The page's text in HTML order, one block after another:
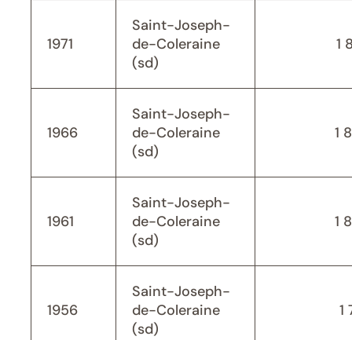
1971
Saint-Joseph-
de-Coleraine
(sd)
1
1966
Saint-Joseph-
de-Coleraine
(sd)
1
1961
Saint-Joseph-
de-Coleraine
(sd)
1
1956
Saint-Joseph-
de-Coleraine
(sd)
1